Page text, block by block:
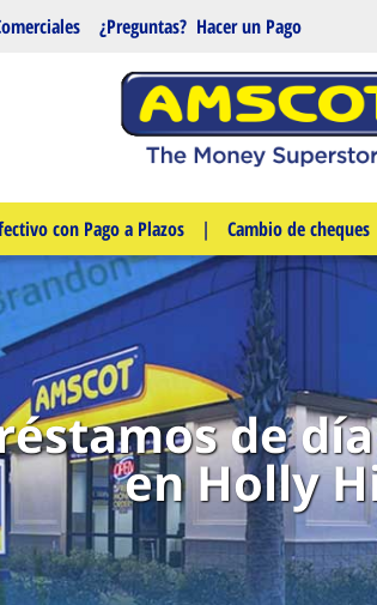
¿Preguntas? Hacer un Pago
con Pago a Plazos | Cambio de cheques
de
en Holly